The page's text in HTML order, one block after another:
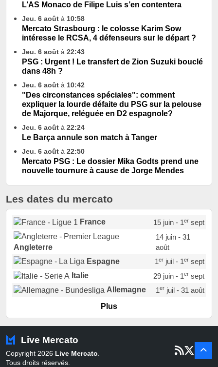
L’AS Monaco de Filipe Luis s’en contentera
Jeu. 6 août à 10:58
Mercato Strasbourg : le colosse Karim Sow
intéresse le RCSA, 4 défenseurs sur le départ ?
Jeu. 6 août à 22:43
PSG : Urgent ! Le transfert de Zion Suzuki bouclé
dans 48h ?
Jeu. 6 août à 10:42
"Des circonstances spéciales": comment
expliquer la lourde défaite du PSG sur la pelouse
de Majorque, reléguée en D2 espagnole?
Jeu. 6 août à 22:24
Le Barça annule son match à Tanger
Jeu. 6 août à 22:50
Mercato PSG : Le dossier Mika Godts prend une
nouvelle tournure à cause de Jorge Mendes
Les dates du mercato
France 15 juin - 1ersept
Angleterre
14 juin - 31
août
Espagne
1erjuil - 1ersept
Italie
29 juin - 1ersept
Allemagne
1erjuil - 31 août
Portugal
Pays-Bas
22 juin - 2 sept
Belgique
juil - 31
Plus
Live Mercato
Copyright 2026 Live Mercato
Tous droits réservés.